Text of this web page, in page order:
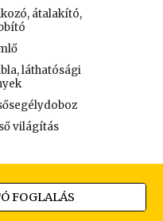
átalakító,
láthatósági
világítás
FOGLALÁS